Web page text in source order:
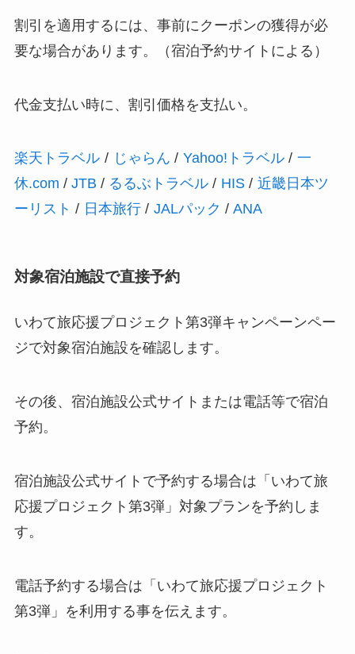
割引を適用するには、事前にクーポンの獲得が必
要な場合があります。（宿泊予約サイトによる）
代金支払い時に、割引価格を支払い。
楽天トラベル / じゃらん / Yahoo!トラベル/ 一
休.com / JTB / るるぶトラベル/ HIS/ 近畿日本ツ
ーリスト / 日本旅行/ JALパック / ANA
対象宿泊施設で直接予約
いわて旅応援プロジェクト第3弾キャンペーンペー
ジで対象宿泊施設を確認します。
その後、宿泊施設公式サイトまたは電話等で宿泊
予約。
宿泊施設公式サイトで予約する場合は「いわて旅
応援プロジェクト第3弾」対象プランを予約しま
す。
電話予約する場合は「いわて旅応援プロジェクト
第3弾」を利用する事を伝えます。